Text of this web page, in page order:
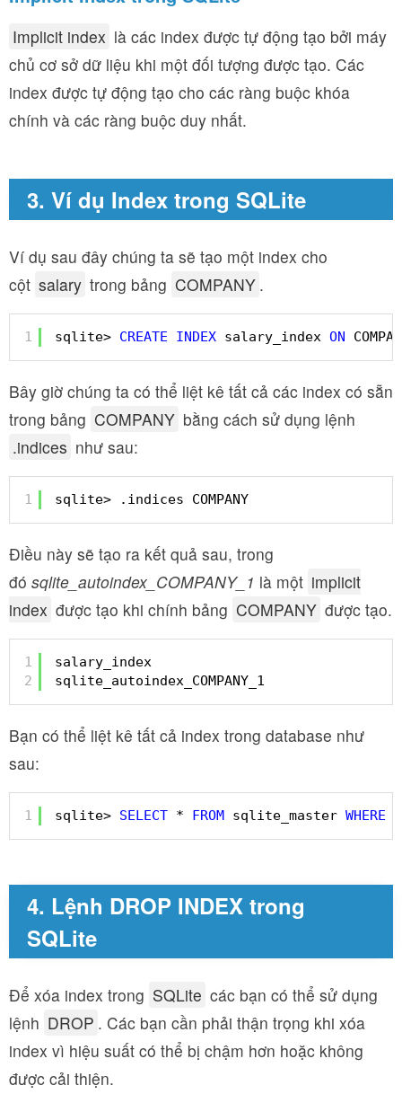
Implicit index là các index được tự động tạo bởi máy
chủ cơ sở dữ liệu khi một đối tượng được tạo. Các
index được tự động tạo cho các ràng buộc khóa
chính và các ràng buộc duy nhất.
3. Ví dụ Index trong SQLite
Ví dụ sau đây chúng ta sẽ tạo một index cho
cột salary trong bảng COMPANY .
1 sqlite> CREATE INDEX salary_index ON
Bây giờ chúng ta có thể liệt kê tất cả các index có sẵn
trong bảng COMPANY bằng cách sử dụng lệnh
.indices như sau:
1 sqlite> .indices COMPANY
Điều này sẽ tạo ra kết quả sau, trong
đó sqlite_autoindex_COMPANY_1 là một implicit
index được tạo khi chính bảng COMPANY được tạo.
1
2
salary_index
sqlite_autoindex_COMPANY_1
Bạn có thể liệt kê tất cả index trong database như
sau:
1 sqlite> SELECT * FROM sqlite_master WHERE
4. Lệnh DROP INDEX trong
SQLite
Để xóa index trong SQLite các bạn có thể sử dụng
lệnh DROP . Các bạn cần phải thận trọng khi xóa
index vì hiệu suất có thể bị chậm hơn hoặc không
được cải thiện.